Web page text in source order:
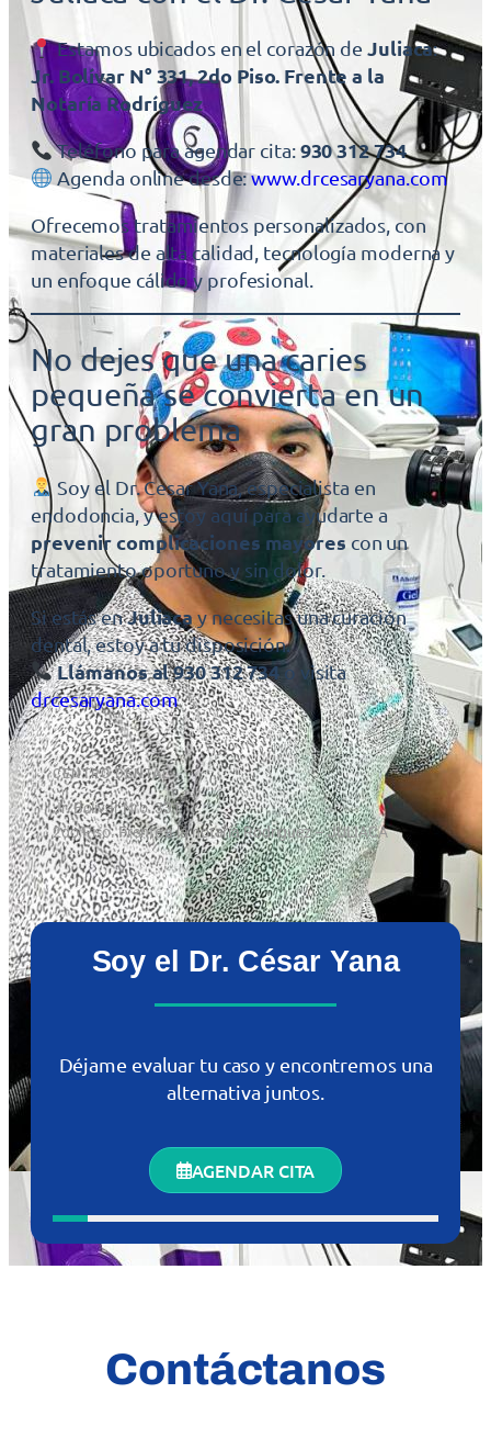
Estamos ubicados en el corazón de Juliaca:
Jr. Bolívar N° 331, 2do Piso. Frente a la
Notaría Rodríguez
Teléfono para agendar cita:930 312 734
Agenda online desde:www.drcesaryana.com
Ofrecemos tratamientos personalizados, con
materiales de alta calidad, tecnología moderna y
un enfoque cálido y profesional.
No dejes que una caries
pequeña se convierta en un
gran problema
Soy el Dr. Cesar Yana, especialista en
endodoncia, y estoy aquí para ayudarte a
prevenir complicaciones mayores con un
tratamiento oportuno y sin dolor.
Si estás enJuliacay necesitas una curación
dental, estoy a tu disposición.
Llámanos al 930 312 734o visita
drcesaryana.com
CENTRO DENTAL
Jr. Bolivar Nro. 331
2do Piso. Frente a la notaría Rodriguez – JULIACA
Soy el Dr. César Yana
Déjame evaluar tu caso y encontremos una
alternativa juntos.
AGENDAR CITA
Contáctanos